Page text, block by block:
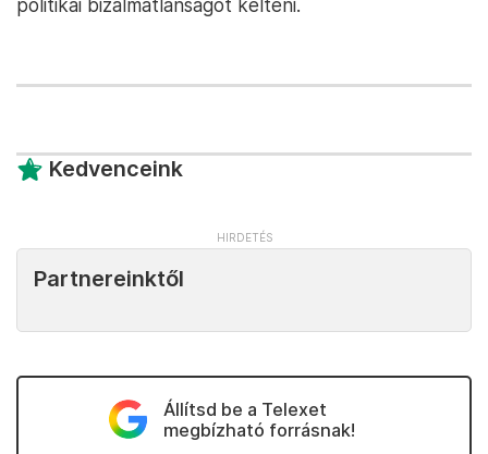
politikai bizalmatlanságot kelteni.
Kedvenceink
Partnereinktől
Állítsd be a Telexet
megbízható forrásnak!